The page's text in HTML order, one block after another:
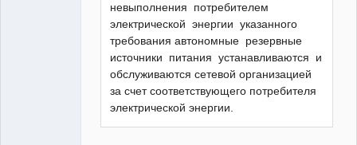
невыполнения потребителем
электрической энергии указанного
требования автономные резервные
источники питания устанавливаются и
обслуживаются сетевой организацией
за счет соответствующего потребителя
электрической энергии.